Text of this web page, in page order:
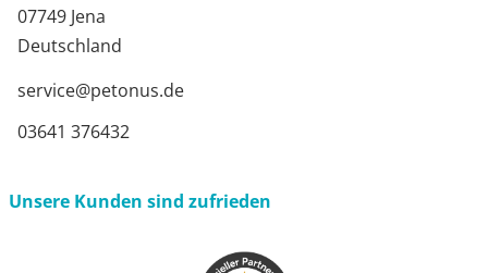
07749 Jena
Deutschland
service@petonus.de
03641 376432
Unsere Kunden sind zufrieden